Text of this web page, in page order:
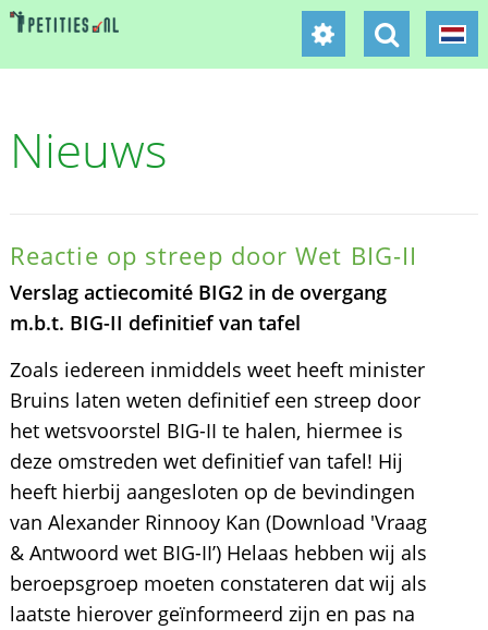
Nieuws
Reactie op streep door Wet BIG-II
Verslag actiecomité BIG2 in de overgang
m.b.t. BIG-II definitief van tafel
Zoals iedereen inmiddels weet heeft minister
Bruins laten weten definitief een streep door
het wetsvoorstel BIG-II te halen, hiermee is
deze omstreden wet definitief van tafel! Hij
heeft hierbij aangesloten op de bevindingen
van Alexander Rinnooy Kan (Download 'Vraag
& Antwoord wet BIG-II’) Helaas hebben wij als
beroepsgroep moeten constateren dat wij als
laatste hierover geïnformeerd zijn en pas na